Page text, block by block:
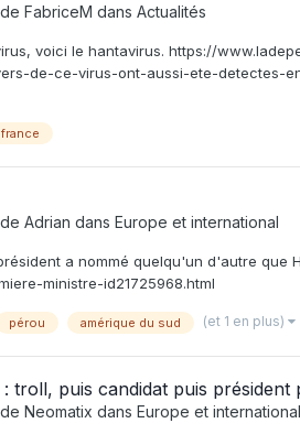
FabriceM dans Actualités
voici le hantavirus. https://
de-ce-virus-ont-aussi-ete-detectes-
france
Adrian dans Europe et international
a nommé quelqu'un d'autre
ministre-id21725968.html
pérou amérique du sud (et 1 en plus)
troll, puis candidat puis
Neomatix dans Europe et international